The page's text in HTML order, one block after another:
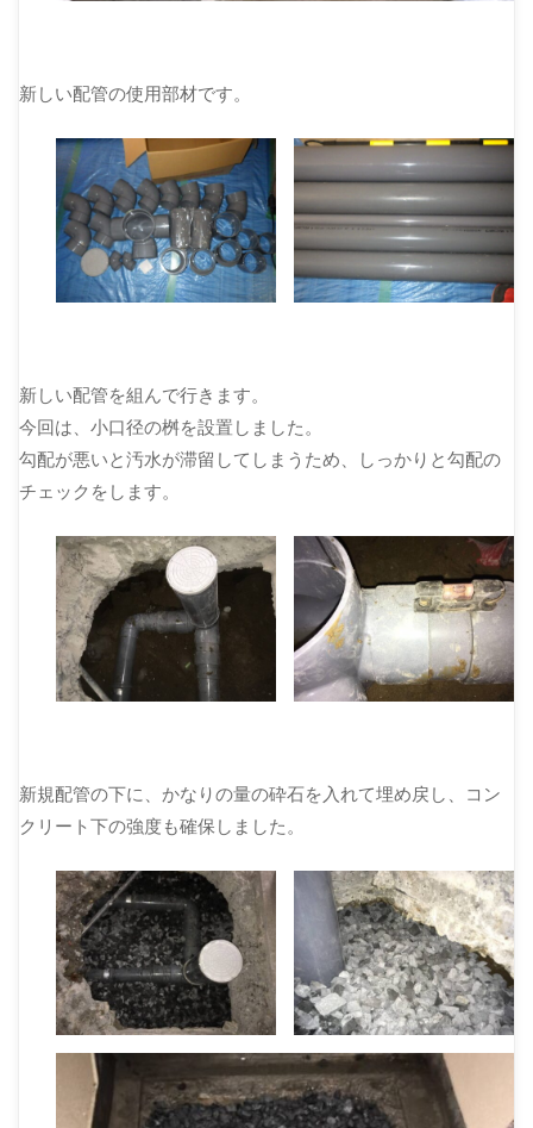
新しい配管の使用部材です。
新しい配管を組んで行きます。
今回は、小口径の桝を設置しました。
勾配が悪いと汚水が滞留してしまうため、しっかりと勾配の
チェックをします。
新規配管の下に、かなりの量の砕石を入れて埋め戻し、コン
クリート下の強度も確保しました。